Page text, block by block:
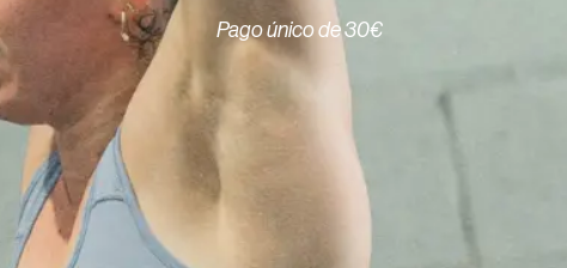
Pago único de 30€